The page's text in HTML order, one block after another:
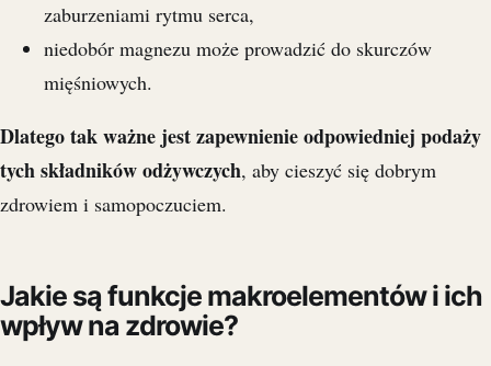
zaburzeniami rytmu serca,
niedobór magnezu może prowadzić do skurczów
mięśniowych.
Dlatego tak ważne jest zapewnienie odpowiedniej podaży
tych składników odżywczych, aby cieszyć się dobrym
zdrowiem i samopoczuciem.
Jakie są funkcje makroelementów i ich
wpływ na zdrowie?